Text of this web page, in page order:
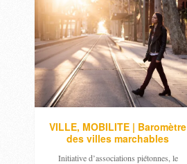
VILLE, MOBILITE | Baromètre
des villes marchables
Initiative d’associations piétonnes, le